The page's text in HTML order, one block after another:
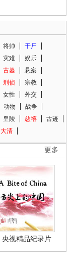
将帅
干尸
灾难
娱乐
古墓
悬案
刑侦
宗教
女性
外交
动物
战争
皇陵 慈禧
古迹
大清
更多
央视精品纪录片